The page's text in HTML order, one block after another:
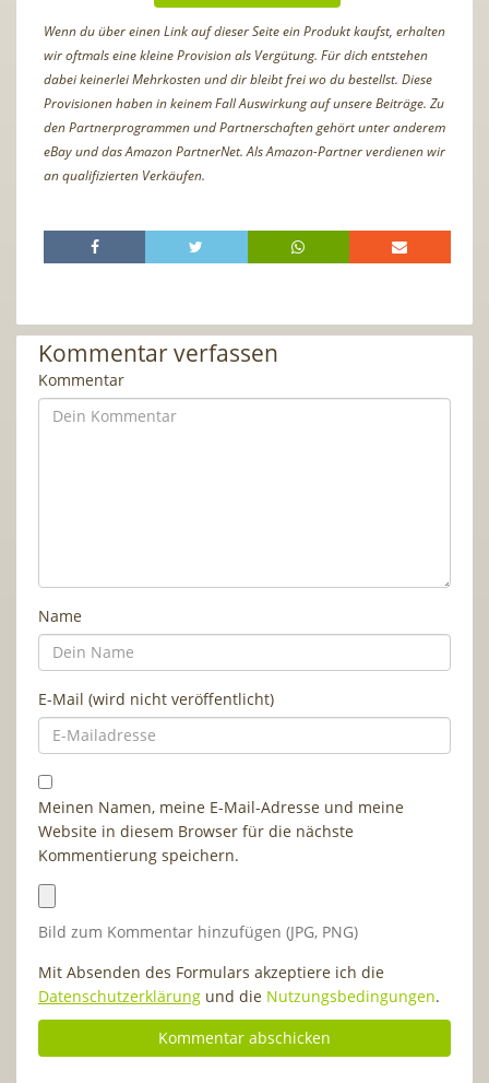
Wenn du über einen Link auf dieser Seite ein Produkt kaufst, erhalten
wir oftmals eine kleine Provision als Vergütung. Für dich entstehen
dabei keinerlei Mehrkosten und dir bleibt frei wo du bestellst. Diese
Provisionen haben in keinem Fall Auswirkung auf unsere Beiträge. Zu
den Partnerprogrammen und Partnerschaften gehört unter anderem
eBay und das Amazon PartnerNet. Als Amazon-Partner verdienen wir
an qualifizierten Verkäufen.
Kommentar verfassen
Kommentar
Name
E-Mail (wird nicht veröffentlicht)
Meinen Namen, meine E-Mail-Adresse und meine
Website in diesem Browser für die nächste
Kommentierung speichern.
Bild zum Kommentar hinzufügen (JPG, PNG)
Mit Absenden des Formulars akzeptiere ich die
Datenschutzerklärung und die Nutzungsbedingungen.